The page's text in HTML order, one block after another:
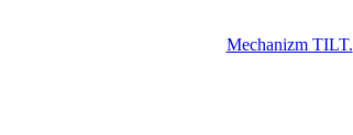
Mechanizm TILT.